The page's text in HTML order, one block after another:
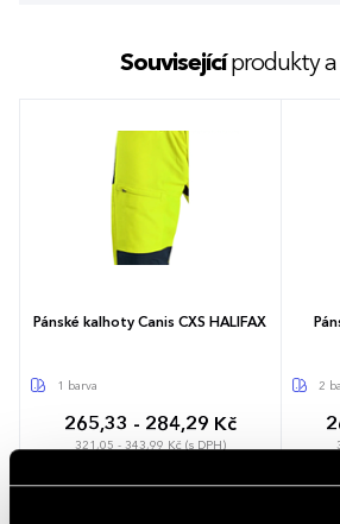
Souvisejícíprodukty a
Pánské kalhoty Canis CXS HALIFAX
1 barva
265,33 - 284,29 Kč
321,05 - 343,99 Kč (s DPH)
2